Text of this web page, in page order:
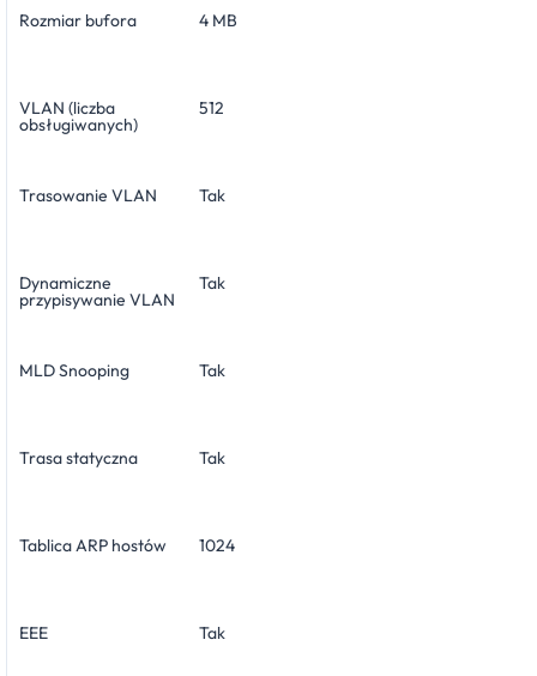
Rozmiar bufora 4 MB
VLAN (liczba
obsługiwanych)
512
Trasowanie VLAN Tak
Dynamiczne
przypisywanie VLAN
Tak
MLD Snooping Tak
Trasa statyczna Tak
Tablica ARP hostów 1024
EEE Tak